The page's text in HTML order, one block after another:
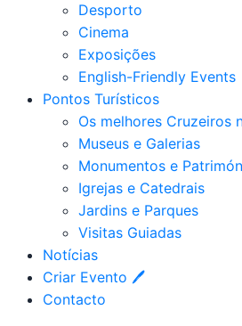
Desporto
Cinema
Exposições
English-Friendly Events
Pontos Turísticos
Os melhores Cruzeiros
Museus e Galerias
Monumentos e
Igrejas e Catedrais
Jardins e Parques
Visitas Guiadas
Notícias
Criar Evento 🖊
Contacto